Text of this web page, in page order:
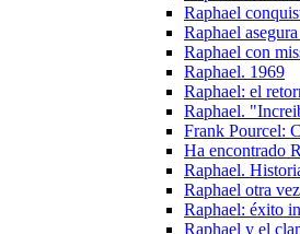
Raphael
Raphael
Raphael con
Raphael. 1969
Raphael: el
Raphael.
Frank Pourcel:
Ha encontrado
Raphael.
Raphael otra
Raphael: éxito
Raphael y el